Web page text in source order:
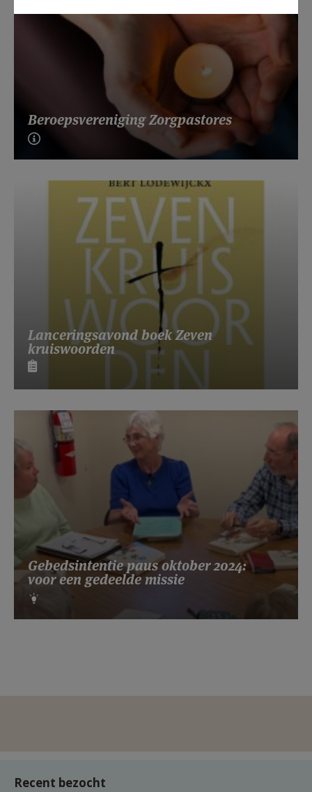
Beroepsvereniging Zorgpastores
Lanceringsavond boek Zeven
kruiswoorden
Gebedsintentie paus oktober 2024:
voor een gedeelde missie
Recent bezocht